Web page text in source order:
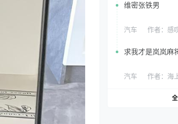
维密张铁男
汽车 作者： 感
求我才是岚岚麻
汽车 作者： 海